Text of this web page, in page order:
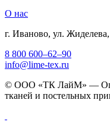
О нас
г. Иваново, ул.
8 800 600–62–90
info@lime-tex.ru
© ООО «ТК ЛайМ» —
тканей и постельных